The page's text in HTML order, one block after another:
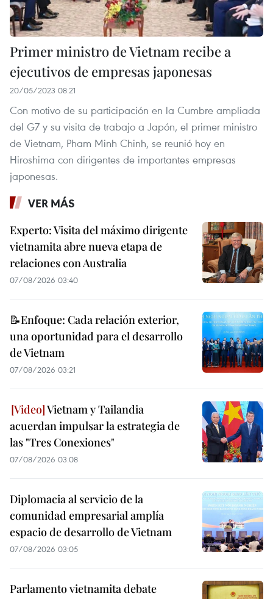
Primer ministro de Vietnam recibe a
ejecutivos de empresas japonesas
20/05/2023 08:21
Con motivo de su participación en la Cumbre ampliada
del G7 y su visita de trabajo a Japón, el primer ministro
de Vietnam, Pham Minh Chinh, se reunió hoy en
Hiroshima con dirigentes de importantes empresas
japonesas.
VER MÁS
Experto: Visita del máximo dirigente
vietnamita abre nueva etapa de
relaciones con Australia
07/08/2026 03:40
📝Enfoque: Cada relación exterior,
una oportunidad para el desarrollo
de Vietnam
07/08/2026 03:21
Vietnam y Tailandia
acuerdan impulsar la estrategia de
las "Tres Conexiones"
07/08/2026 03:08
Diplomacia al servicio de la
comunidad empresarial amplía
espacio de desarrollo de Vietnam
07/08/2026 03:05
Parlamento vietnamita debate